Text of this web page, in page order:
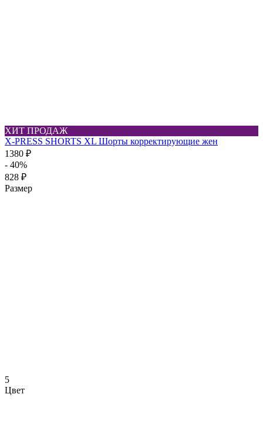
ХИТ ПРОДАЖ
X-PRESS SHORTS XL Шорты корректирующие жен
1380 ₽
- 40%
828 ₽
Размер
5
Цвет